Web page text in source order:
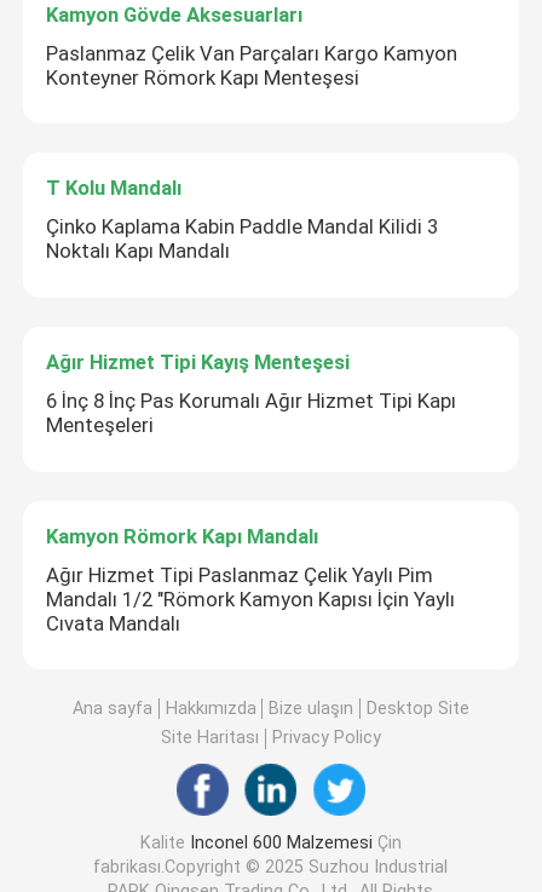
Kamyon Gövde Aksesuarları
Paslanmaz Çelik Van Parçaları Kargo Kamyon
Konteyner Römork Kapı Menteşesi
T Kolu Mandalı
Çinko Kaplama Kabin Paddle Mandal Kilidi 3
Noktalı Kapı Mandalı
Ağır Hizmet Tipi Kayış Menteşesi
6 İnç 8 İnç Pas Korumalı Ağır Hizmet Tipi Kapı
Menteşeleri
Kamyon Römork Kapı Mandalı
Ağır Hizmet Tipi Paslanmaz Çelik Yaylı Pim
Mandalı 1/2 "Römork Kamyon Kapısı İçin Yaylı
Cıvata Mandalı
Ana sayfa Hakkımızda Bize ulaşın
Desktop Site
Site Haritası
Privacy Policy
Kalite Inconel 600 Malzemesi Çin
fabrikası.Copyright © 2025 Suzhou Industrial